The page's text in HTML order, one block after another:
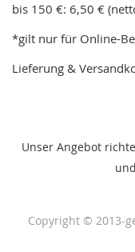
bis 150 €: 6,50 €
*gilt nur für Online-
Lieferung &
Unser Angebot
Copyright © 2013-